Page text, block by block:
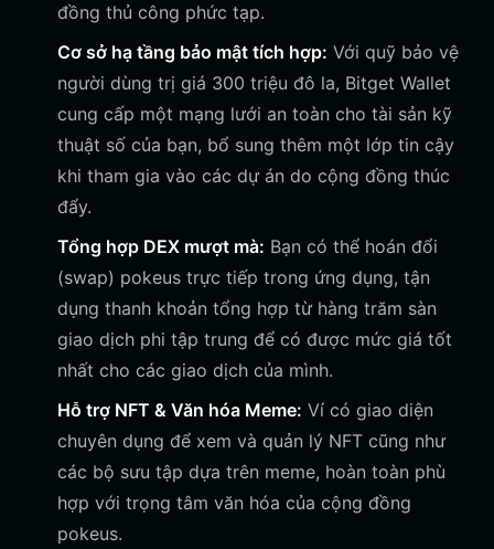
đồng thủ công phức tạp.
Cơ sở hạ tầng bảo mật tích hợp: Với quỹ bảo vệ
người dùng trị giá 300 triệu đô la, Bitget Wallet
cung cấp một mạng lưới an toàn cho tài sản kỹ
thuật số của bạn, bổ sung thêm một lớp tin cậy
khi tham gia vào các dự án do cộng đồng thúc
đẩy.
Tổng hợp DEX mượt mà: Bạn có thể hoán đổi
(swap) pokeus trực tiếp trong ứng dụng, tận
dụng thanh khoản tổng hợp từ hàng trăm sàn
giao dịch phi tập trung để có được mức giá tốt
nhất cho các giao dịch của mình.
Hỗ trợ NFT & Văn hóa Meme: Ví có giao diện
chuyên dụng để xem và quản lý NFT cũng như
các bộ sưu tập dựa trên meme, hoàn toàn phù
hợp với trọng tâm văn hóa của cộng đồng
pokeus.